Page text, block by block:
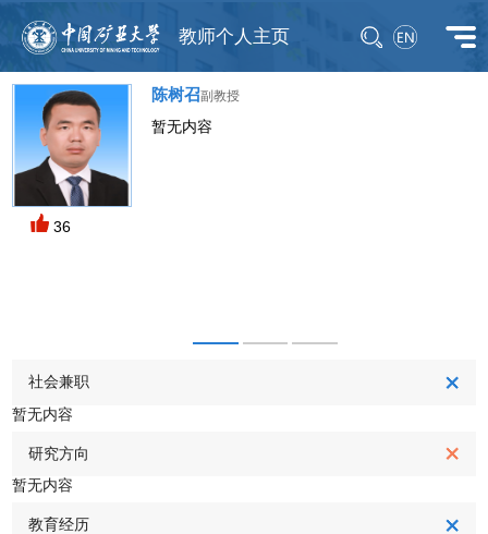
教师个人主页
36
陈树召副教授
暂无内容
社会兼职
暂无内容
研究方向
暂无内容
教育经历